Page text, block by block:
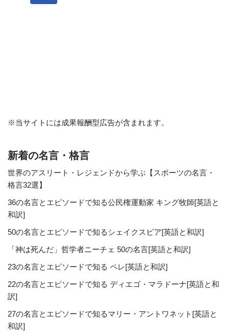
※当サイトには成果報酬型広告が含まれます。
新着の名言・格言
世界のアスリート・レジェンドから学ぶ【スポーツの名言・
格言32選】
36の名言とエピソードで知る公民権運動家 キング牧師[英語と
和訳]
50の名言とエピソードで知るシェイクスピア[英語と和訳]
「神は死んだ」哲学者ニーチェ 50の名言[英語と和訳]
23の名言とエピソードで知る ペレ[英語と和訳]
22の名言とエピソードで知る ディエゴ・マラドーナ[英語と和
訳]
27の名言とエピソードで知るマリー・アントワネット[英語と
和訳]